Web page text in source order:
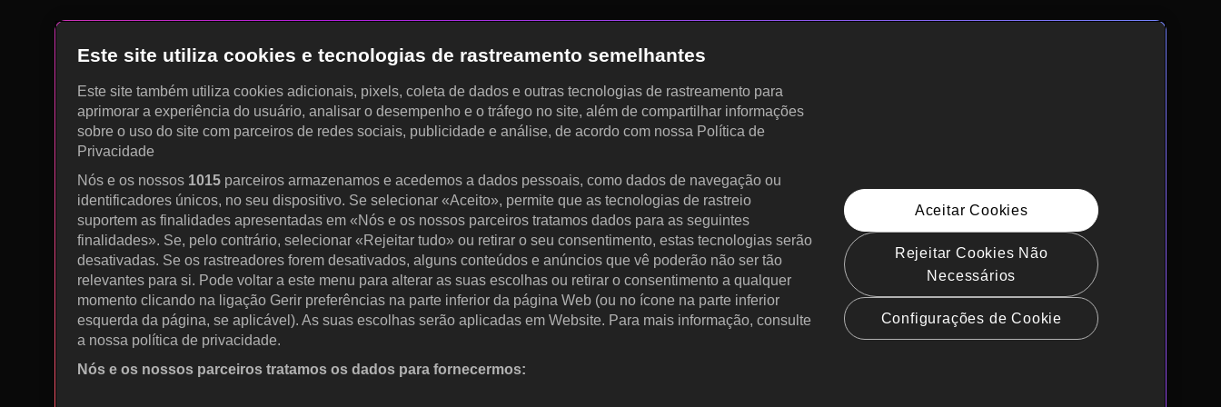
Este site utiliza cookies e tecnologias de rastreamento semelhantes
Este site também utiliza cookies adicionais, pixels, coleta de dados e outras tecnologias de rastreamento para
aprimorar a experiência do usuário, analisar o desempenho e o tráfego no site, além de compartilhar informações
sobre o uso do site com parceiros de redes sociais, publicidade e análise, de acordo com nossa Política de
Privacidade
Nós e os nossos 1015 parceiros armazenamos e acedemos a dados pessoais, como dados de navegação ou
identificadores únicos, no seu dispositivo. Se selecionar «Aceito», permite que as tecnologias de rastreio
suportem as finalidades apresentadas em «Nós e os nossos parceiros tratamos dados para as seguintes
finalidades». Se, pelo contrário, selecionar «Rejeitar tudo» ou retirar o seu consentimento, estas tecnologias serão
desativadas. Se os rastreadores forem desativados, alguns conteúdos e anúncios que vê poderão não ser tão
relevantes para si. Pode voltar a este menu para alterar as suas escolhas ou retirar o consentimento a qualquer
momento clicando na ligação Gerir preferências na parte inferior da página Web (ou no ícone na parte inferior
esquerda da página, se aplicável). As suas escolhas serão aplicadas em Website. Para mais informação, consulte
a nossa política de privacidade.
Nós e os nossos parceiros tratamos os dados para fornecermos:
Aceitar Cookies
Rejeitar Cookies Não
Necessários
Configurações de Cookie